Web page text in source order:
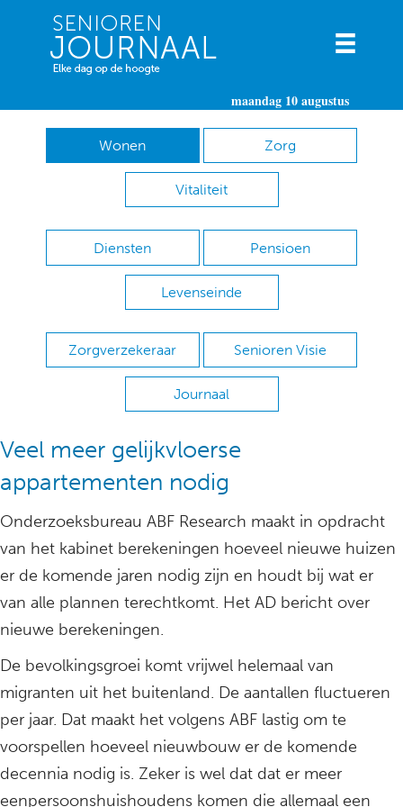
maandag 10 augustus
Wonen Zorg
Vitaliteit
Diensten Pensioen
Levenseinde
Zorgverzekeraar Senioren Visie
Journaal
Veel meer gelijkvloerse
appartementen nodig
Onderzoeksbureau ABF Research maakt in opdracht
van het kabinet berekeningen hoeveel nieuwe huizen
er de komende jaren nodig zijn en houdt bij wat er
van alle plannen terechtkomt. Het AD bericht over
nieuwe berekeningen.
De bevolkingsgroei komt vrijwel helemaal van
migranten uit het buitenland. De aantallen fluctueren
per jaar. Dat maakt het volgens ABF lastig om te
voorspellen hoeveel nieuwbouw er de komende
decennia nodig is. Zeker is wel dat dat er meer
eenpersoonshuishoudens komen die allemaal een